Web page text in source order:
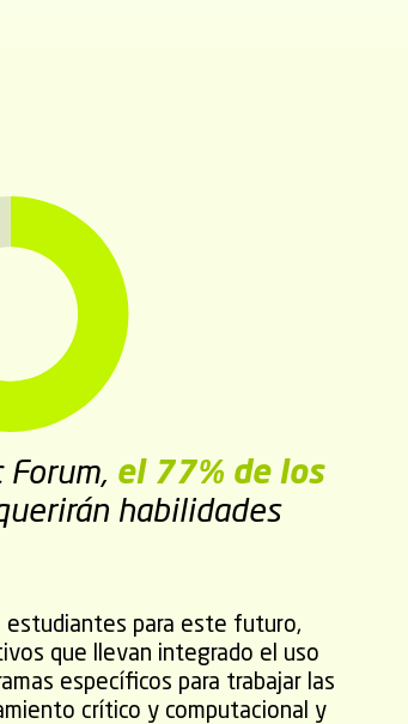
Forum, el 77% de los
habilidades
estudiantes para este futuro,
que llevan integrado el uso
específicos para trabajar las
crítico y computacional y